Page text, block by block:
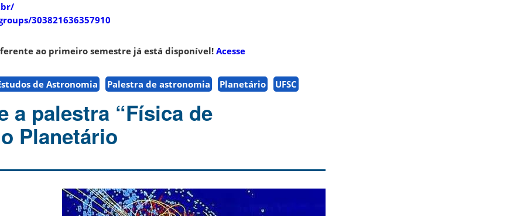
303821636357910
ao primeiro semestre já está disponível! Acesse
de Astronomia Palestra de astronomia Planetário UFSC
a palestra “Física de
Planetário